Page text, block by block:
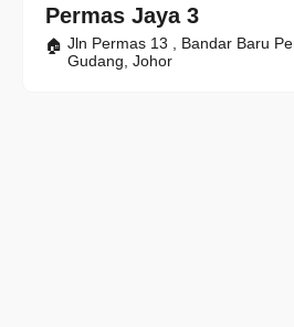
Permas Jaya 3
Jln Permas 13 , Bandar Baru
Gudang, Johor